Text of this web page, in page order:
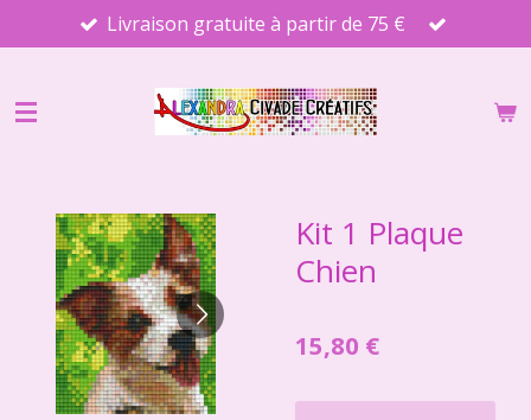
au
principal
Livraison gratuite à partir de 75 €
Kit 1 Plaque
Chien
15,80 €